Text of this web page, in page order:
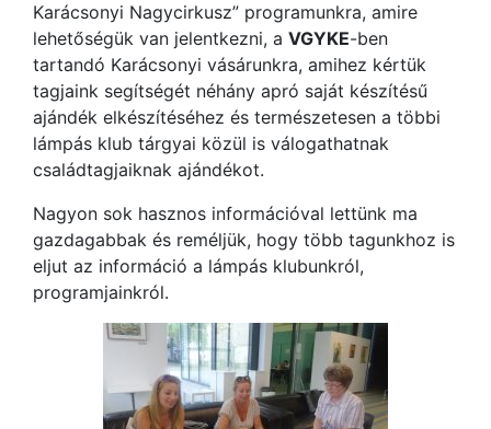
Karácsonyi Nagycirkusz” programunkra, amire
lehetőségük van jelentkezni, a VGYKE-ben
tartandó Karácsonyi vásárunkra, amihez kértük
tagjaink segítségét néhány apró saját készítésű
ajándék elkészítéséhez és természetesen a többi
lámpás klub tárgyai közül is válogathatnak
családtagjaiknak ajándékot.
Nagyon sok hasznos információval lettünk ma
gazdagabbak és reméljük, hogy több tagunkhoz is
eljut az információ a lámpás klubunkról,
programjainkról.